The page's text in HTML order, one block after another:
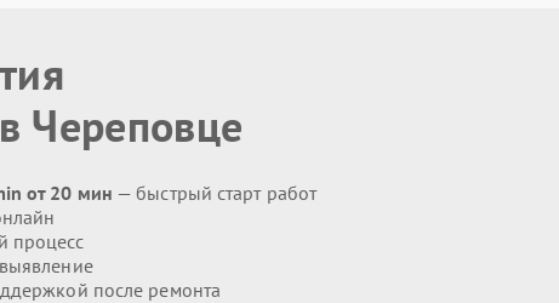
в Череповце
от 20 мин — быстрый старт работ
процесс
после ремонта